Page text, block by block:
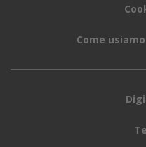
Come